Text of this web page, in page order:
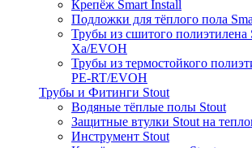
Крепёж Smart Install
Подложки для тёплого пола
Трубы из сшитого полиэтилена
Xa/EVOH
Трубы из термостойкого
PE-RT/EVOH
Трубы и Фитинги Stout
Водяные тёплые полы Stout
Защитные втулки Stout на
Инструмент Stout